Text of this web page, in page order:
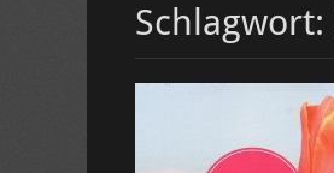
Schlagwort: